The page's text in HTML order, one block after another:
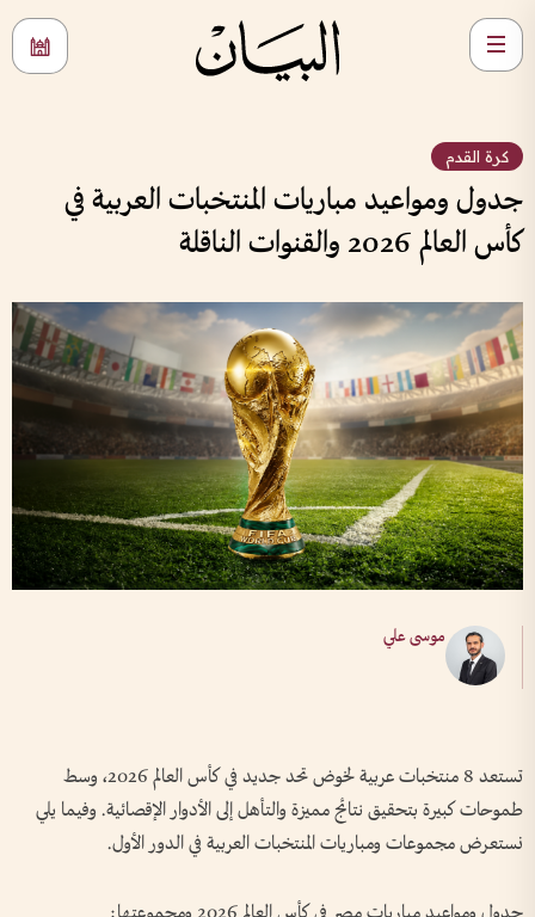
كرة القدم
جدول ومواعيد مباريات المنتخبات العربية في
كأس العالم 2026 والقنوات الناقلة
موسى علي
تستعد 8 منتخبات عربية لخوض تحد جديد في كأس العالم 2026، وسط
طموحات كبيرة بتحقيق نتائج مميزة والتأهل إلى الأدوار الإقصائية. وفيما يلي
نستعرض مجموعات ومباريات المنتخبات العربية في الدور الأول.